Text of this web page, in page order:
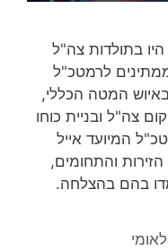
בתולדות צה"ל
לרמטכ"ל
באיוש המטה הכללי,
צה"ל ובניית כוחו
המיועד אייל
והתחומים,
בהם בהצלחה.